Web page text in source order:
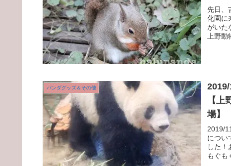
先日、
化園に
がいた
上野
パンダグッズ＆その他
【
場】
2019/
につい
した！
もぐも